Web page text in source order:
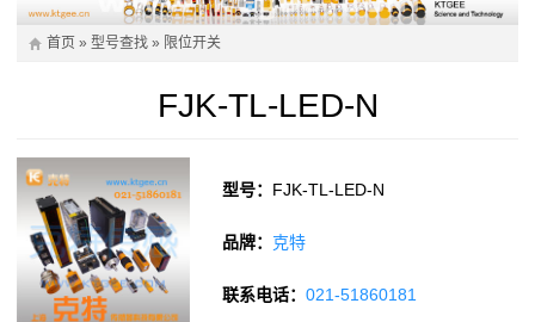
首页 » 型号查找 » 限位开关
FJK-TL-LED-N
型号： FJK-TL-LED-N
品牌： 克特
联系电话：021-51860181